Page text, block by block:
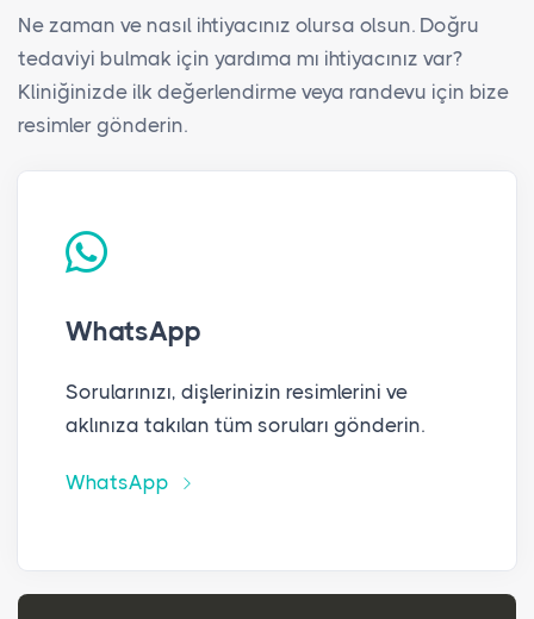
Ne zaman ve nasıl ihtiyacınız olursa olsun. Doğru
tedaviyi bulmak için yardıma mı ihtiyacınız var?
Kliniğinizde ilk değerlendirme veya randevu için bize
resimler gönderin.
WhatsApp
Sorularınızı, dişlerinizin resimlerini ve
aklınıza takılan tüm soruları gönderin.
WhatsApp